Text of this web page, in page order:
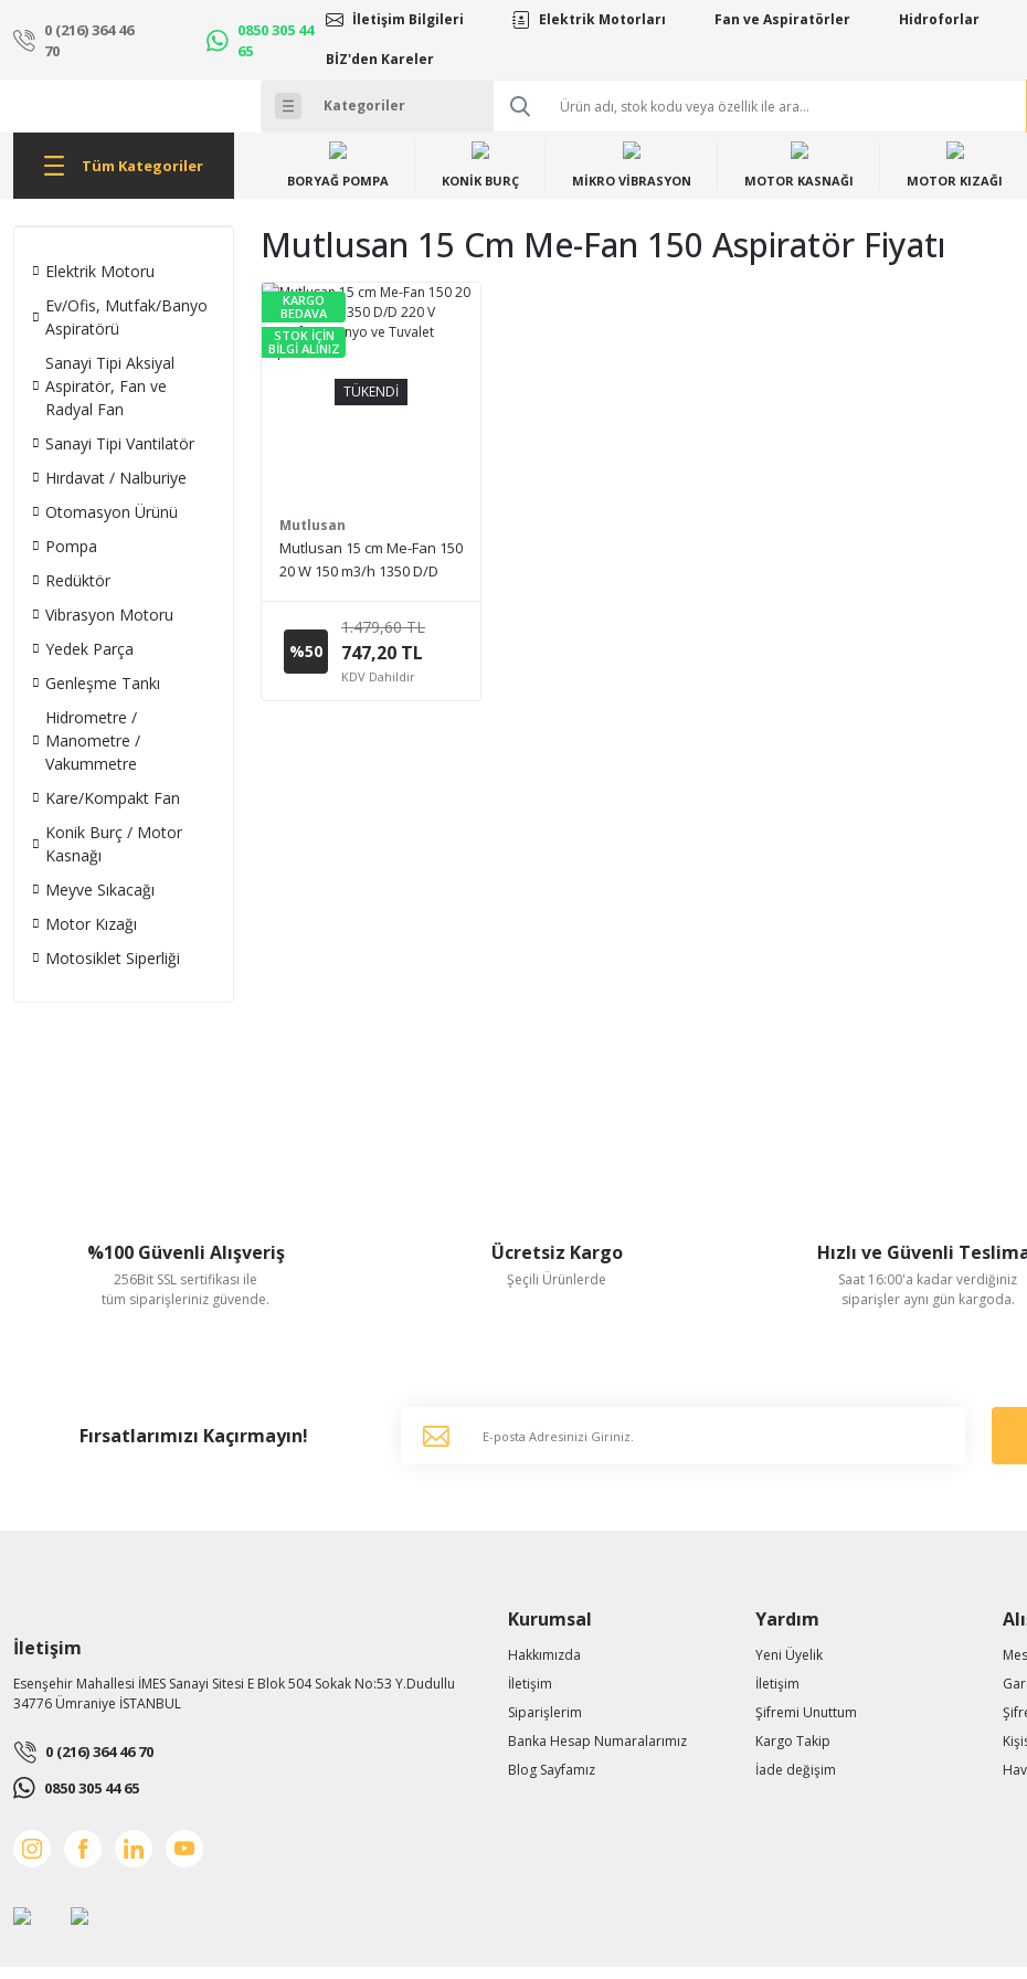
0 (216) 364 46
70
0850 305 44
65
İletişim Bilgileri Elektrik Motorları Fan ve Aspiratörler Hidroforlar
BİZ'den Kareler
Tüm Kategoriler
BORYAĞ POMPA KONİK BURÇ MİKRO VİBRASYON MOTOR KASNAĞI MOTOR KIZAĞI
Elektrik Motoru
Ev/Ofis, Mutfak/Banyo
Aspiratörü
Sanayi Tipi Aksiyal
Aspiratör, Fan ve
Radyal Fan
Sanayi Tipi Vantilatör
Hırdavat / Nalburiye
Otomasyon Ürünü
Pompa
Redüktör
Vibrasyon Motoru
Yedek Parça
Genleşme Tankı
Hidrometre /
Manometre /
Vakummetre
Kare/Kompakt Fan
Konik Burç / Motor
Kasnağı
Meyve Sıkacağı
Motor Kızağı
Motosiklet Siperliği
Mutlusan 15 Cm Me-Fan 150 Aspiratör Fiyatı
TÜKENDİ
KARGO
BEDAVA
STOK İÇİN
BİLGİ ALINIZ
Mutlusan
Mutlusan 15 cm Me-Fan 150
20 W 150 m3/h 1350 D/D
Tuvalet Aspiratörü
%50
1.479,60 TL
747,20 TL
KDV Dahildir
%100 Güvenli Alışveriş
256Bit SSL sertifikası ile
tüm siparişleriniz güvende.
Ücretsiz Kargo
Şeçili Ürünlerde
Hızlı ve Güvenli
Saat 16:00'a kadar verdiğiniz
siparişler aynı gün kargoda.
Fırsatlarımızı Kaçırmayın!
İletişim
Esenşehir Mahallesi İMES Sanayi Sitesi E Blok 504 Sokak No:53 Y.Dudullu
34776 Ümraniye İSTANBUL
0 (216) 364 46 70
0850 305 44 65
Kurumsal
Hakkımızda
İletişim
Siparişlerim
Banka Hesap Numaralarımız
Blog Sayfamız
Yardım
Yeni Üyelik
İletişim
Şifremi Unuttum
Kargo Takip
İade değişim